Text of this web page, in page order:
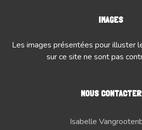
IMAGES
Les images présentées pour illuster
sur ce site ne sont pas
NOUS CONTACTER
Isabelle